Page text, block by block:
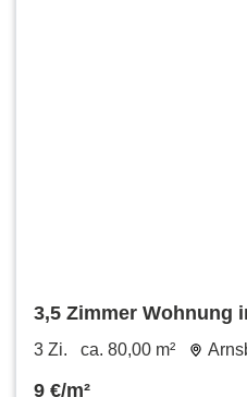
3,5 Zimmer Wohnung
Arnsberg ab sofort
3 Zi. ca. 80,00 m²
9 €/m²